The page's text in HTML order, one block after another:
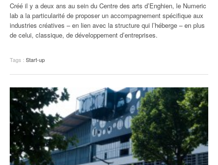
Créé il y a deux ans au sein du Centre des arts d’Enghien, le Numeric
lab a la particularité de proposer un accompagnement spécifique aux
industries créatives – en lien avec la structure qui l’héberge – en plus
de celui, classique, de développement d’entreprises.
Tags : Start-up